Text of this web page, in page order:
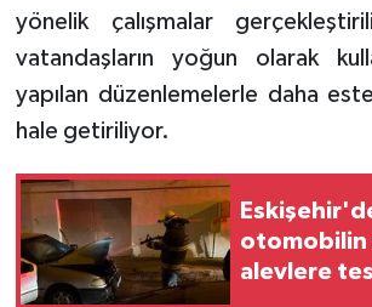
yönelik çalışmalar
vatandaşların yoğun olarak
yapılan düzenlemelerle daha
hale getiriliyor.
otomobilin
alevlere